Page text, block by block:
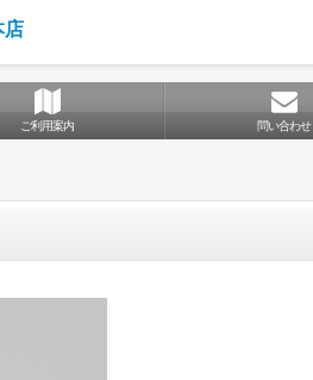
店
ご利用案内 問い合わせ